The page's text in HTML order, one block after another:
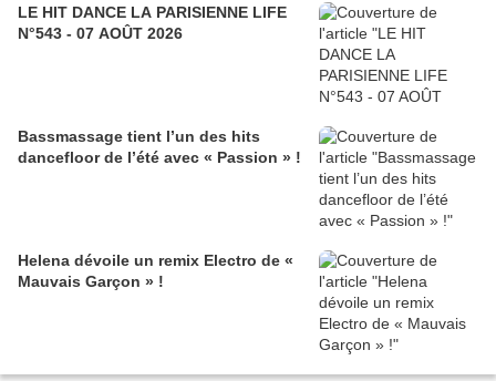
LE HIT DANCE LA PARISIENNE LIFE
N°543 - 07 AOÛT 2026
Bassmassage tient l’un des hits
dancefloor de l’été avec « Passion » !
Helena dévoile un remix Electro de «
Mauvais Garçon » !